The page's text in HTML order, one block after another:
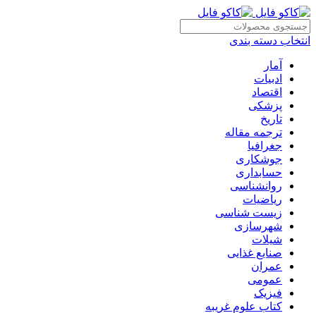
انتخاب دسته بندی
آمار
ادبیات
اقتصاد
پزشکی
تاریخ
ترجمه مقاله
جغرافیا
جوشکاری
حسابداری
روانشناسی
ریاضیات
زیست شناسی
شهرسازی
شیلات
صنایع غذایی
عمران
عمومی
فیزیک
کتاب علوم غریبه